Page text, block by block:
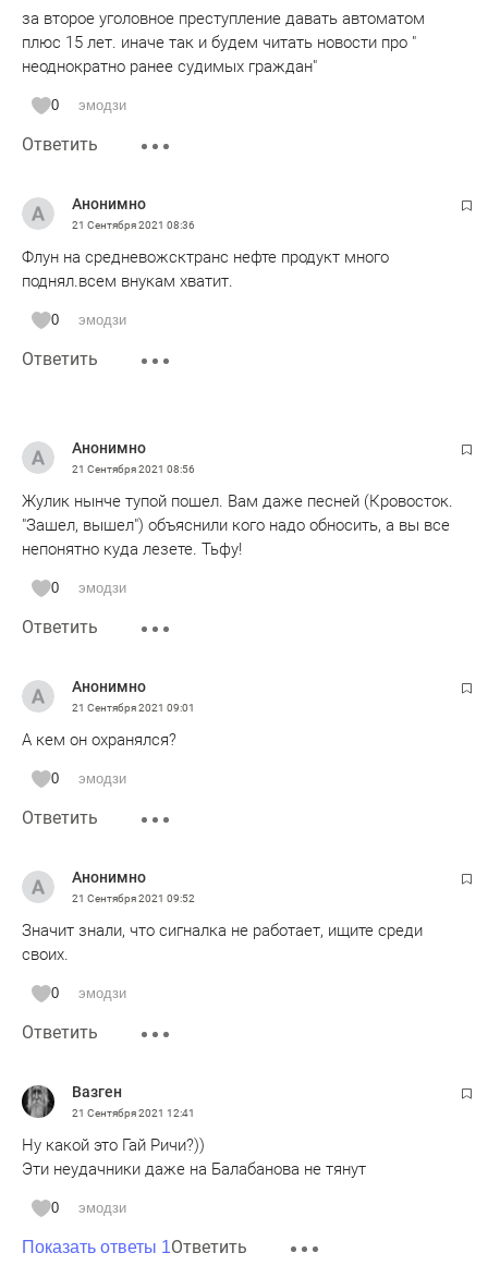
за второе уголовное преступление давать автоматом
плюс 15 лет. иначе так и будем читать новости про "
неоднократно ранее судимых граждан"
0 эмодзи
Ответить
Анонимно
21 Сентября 2021 08:36
Флун на средневожсктранс нефте продукт много
поднял.всем внукам хватит.
0 эмодзи
Ответить
Анонимно
21 Сентября 2021 08:56
Жулик нынче тупой пошел. Вам даже песней (Кровосток.
"Зашел, вышел") объяснили кого надо обносить, а вы все
непонятно куда лезете. Тьфу!
0 эмодзи
Ответить
Анонимно
21 Сентября 2021 09:01
А кем он охранялся?
0 эмодзи
Ответить
Анонимно
21 Сентября 2021 09:52
Значит знали, что сигналка не работает, ищите среди
своих.
0 эмодзи
Ответить
Вазген
21 Сентября 2021 12:41
Ну какой это Гай Ричи?))
Эти неудачники даже на Балабанова не тянут
0 эмодзи
Показать ответы 1Ответить